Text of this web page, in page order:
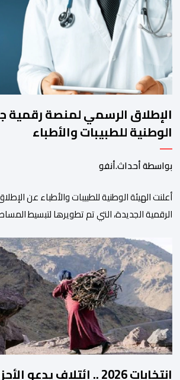
الإطلاق الرسمي لمنصة رقمية
الوطنية للطبيبات والأطباء
بواسطة أحداث.أنفو
أعلنت الهيئة الوطنية للطبيبات والأطباء عن
الرقمية الجديدة، التي تم تطويرها لتبسيط
والمجالس الجهوية للهيئة إلى جانب الهيئة
هذه المنصة، التي تم إطلاقها في إطار
والتحول الرقمي، تشكل خطوة مهمة في […]
انتخابات 2026 .. ائتلاف